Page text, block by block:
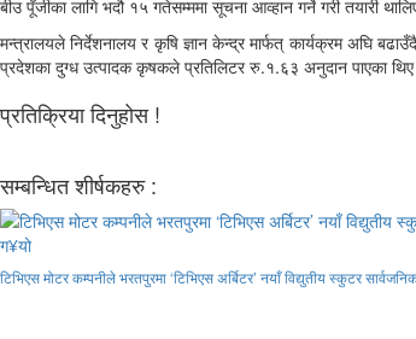
बीउ पूँजीका लागि भदौ १५ गतेसम्ममा सूचना आव्हान गर्ने गरी तयारी
मन्त्रालयले निर्देशनालय र कृषि ज्ञान केन्द्र मार्फत् कार्यक्रम अघि
प्रदेशका दुग्ध उत्पादक कृषकले प्रतिलिटर रु.१.६३ अनुदान पाएका
प्रतिक्रिया दिनुहोस !
सम्बन्धित शीर्षकहरु :
टिभिएस मोटर कम्पनीले भरतपुरमा ‘टिभिएस अर्बिटर’ नयाँ विद्युतीय स्कुटर